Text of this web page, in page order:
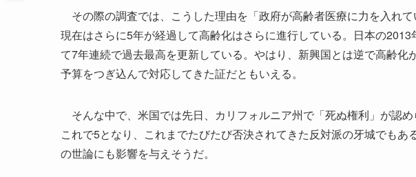
その際の調査では、こうした理由を「政府が高齢者医療に力を入れて
現在はさらに5年が経過して高齢化はさらに進行している。日本の
て7年連続で過去最高を更新している。やはり、新興国とは逆で高齢
予算をつぎ込んで対応してきた証だともいえる。
そんな中で、米国では先日、カリフォルニア州で「死ぬ権利」が認
これで5となり、これまでたびたび否決されてきた反対派の牙城でも
の世論にも影響を与えそうだ。